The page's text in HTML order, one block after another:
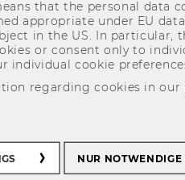
on Nazi-Confiscated Works
that the personal data
appropriate under EU
in the US. In particular,
or consent only to
individual cookie
regarding cookies in our
NUR